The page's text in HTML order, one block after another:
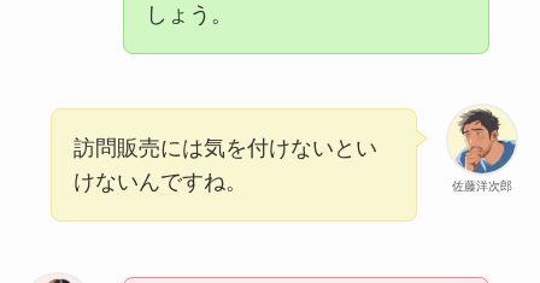
しょう。
佐藤洋次郎
訪問販売には気を付けないとい
けないんですね。